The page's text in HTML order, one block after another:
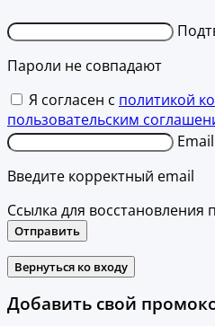
Пароли не совпадают
Я согласен с политикой
пользовательским
Email
Введите корректный email
Ссылка для восстановления
Отправить
Вернуться ко входу
Добавить свой